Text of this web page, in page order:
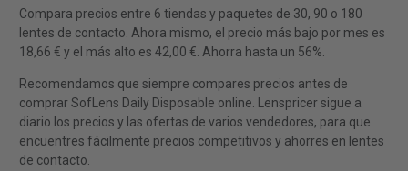
Compara precios entre 6 tiendas y paquetes de 30, 90 o 180
lentes de contacto. Ahora mismo, el precio más bajo por mes es
18,66 € y el más alto es 42,00 €. Ahorra hasta un 56%.
Recomendamos que siempre compares precios antes de
comprar SofLens Daily Disposable online. Lenspricer sigue a
diario los precios y las ofertas de varios vendedores, para que
encuentres fácilmente precios competitivos y ahorres en lentes
de contacto.